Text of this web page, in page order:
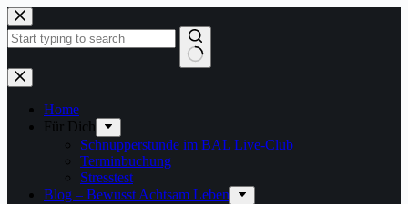
Zum
Inhalt
springen
Keine
Ergebnisse
Home
Für Dich
Schnupperstunde im BAL Live-Club
Terminbuchung
Stresstest
Blog – Bewusst Achtsam Leben